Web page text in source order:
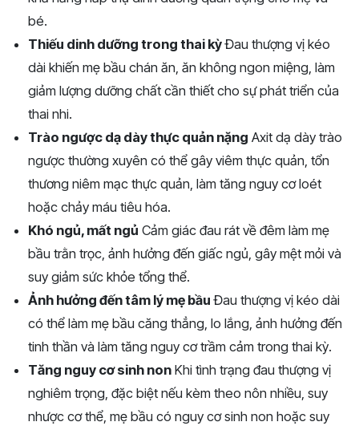
bé.
Thiếu dinh dưỡng trong thai kỳĐau thượng vị kéo
dài khiến mẹ bầu chán ăn, ăn không ngon miệng, làm
giảm lượng dưỡng chất cần thiết cho sự phát triển của
thai nhi.
Trào ngược dạ dày thực quản nặng Axit dạ dày trào
ngược thường xuyên có thể gây viêm thực quản, tổn
thương niêm mạc thực quản, làm tăng nguy cơ loét
hoặc chảy máu tiêu hóa.
Khó ngủ, mất ngủ Cảm giác đau rát về đêm làm mẹ
bầu trằn trọc, ảnh hưởng đến giấc ngủ, gây mệt mỏi và
suy giảm sức khỏe tổng thể.
Ảnh hưởng đến tâm lý mẹ bầu Đau thượng vị kéo dài
có thể làm mẹ bầu căng thẳng, lo lắng, ảnh hưởng đến
tinh thần và làm tăng nguy cơ trầm cảm trong thai kỳ.
Tăng nguy cơ sinh non Khi tình trạng đau thượng vị
nghiêm trọng, đặc biệt nếu kèm theo nôn nhiều, suy
nhược cơ thể, mẹ bầu có nguy cơ sinh non hoặc suy